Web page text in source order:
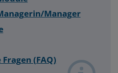
Manager
(FAQ)